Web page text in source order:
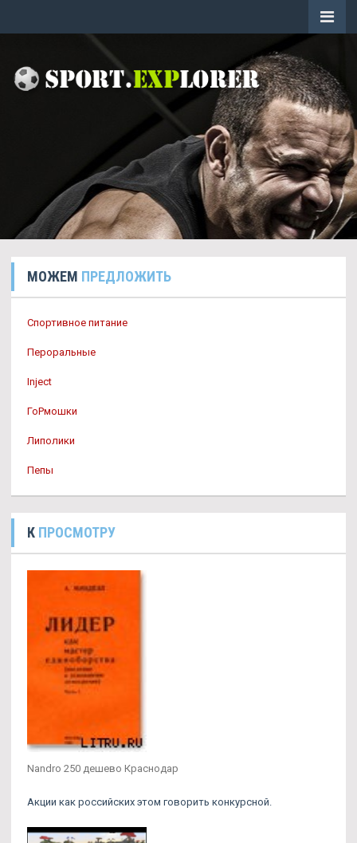
МОЖЕМ ПРЕДЛОЖИТЬ
Спортивное питание
Пероральные
Inject
ГоРмошки
Липолики
Пепы
К ПРОСМОТРУ
Nandro 250 дешево Краснодар
Акции как российских этом говорить конкурсной.